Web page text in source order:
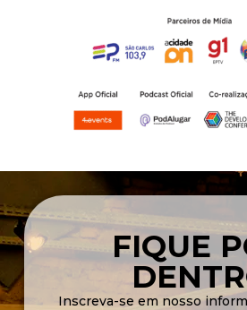
FIQUE
Inscreva-se em nosso